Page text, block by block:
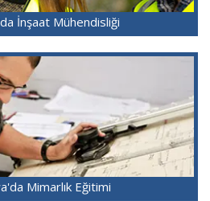
İnşaat Mühendisliği
Mimarlık Eğitimi